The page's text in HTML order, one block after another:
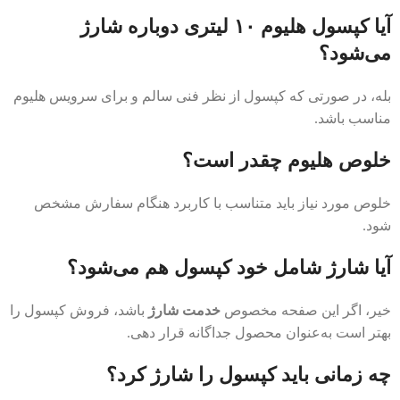
آیا کپسول هلیوم ۱۰ لیتری دوباره شارژ
می‌شود؟
بله، در صورتی که کپسول از نظر فنی سالم و برای سرویس هلیوم
مناسب باشد.
خلوص هلیوم چقدر است؟
خلوص مورد نیاز باید متناسب با کاربرد هنگام سفارش مشخص
شود.
آیا شارژ شامل خود کپسول هم می‌شود؟
خیر، اگر این صفحه مخصوص خدمت شارژ باشد، فروش کپسول را
بهتر است به‌عنوان محصول جداگانه قرار دهی.
چه زمانی باید کپسول را شارژ کرد؟